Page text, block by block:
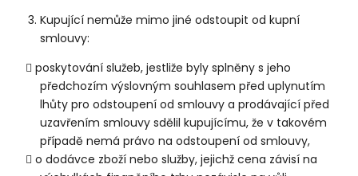
Kupující nemůže mimo jiné odstoupit od kupní
smlouvy:
poskytování služeb, jestliže byly splněny s jeho
předchozím výslovným souhlasem před uplynutím
lhůty pro odstoupení od smlouvy a prodávající před
uzavřením smlouvy sdělil kupujícímu, že v takovém
případě nemá právo na odstoupení od smlouvy,
o dodávce zboží nebo služby, jejichž cena závisí na